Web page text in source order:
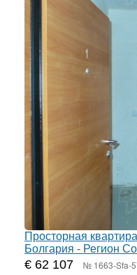
Просторная
Болгария - Регион
€ 62 107 № 1663-Sfa-